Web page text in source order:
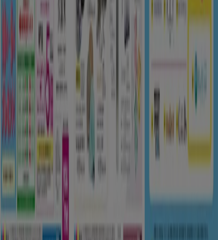
マーケテイング＆ビジネスリクエスト
地図上で店舗が誤った場所にあります
週にいちど広告のフィードバック
技術的な問題と一般的なフィードバック
検索方法
ブランド
地元ブランド
割引情報
近くのお店
製品紹介
地元産品
Tiendeoアプリ